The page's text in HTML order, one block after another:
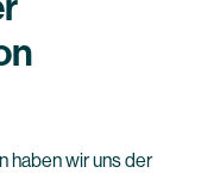
haben wir uns der